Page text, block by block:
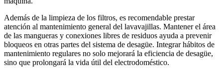
Además de la limpieza de los filtros, es recomendable prestar
atención al mantenimiento general del lavavajillas. Mantener el área
de las mangueras y conexiones libres de residuos ayuda a prevenir
bloqueos en otras partes del sistema de desagüe. Integrar hábitos de
mantenimiento regulares no solo mejorará la eficiencia de desagüe,
sino que prolongará la vida útil del electrodoméstico.